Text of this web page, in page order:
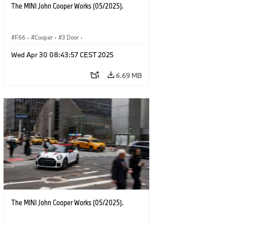
The MINI John Cooper Works (05/2025).
F66 · Cooper · 3 Door ·
Wed Apr 30 08:43:57 CEST 2025
6.69 MB
The MINI John Cooper Works (05/2025).